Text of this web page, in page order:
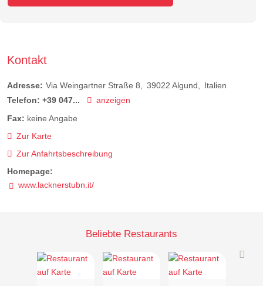
Kontakt
Adresse: Via Weingartner Straße 8 39022 Algund
Italien
Telefon: +39 047...
anzeigen
Fax: keine Angabe
Zur Karte
Zur Anfahrtsbeschreibung
Homepage:
www.lacknerstubn.it/
Beliebte Restaurants